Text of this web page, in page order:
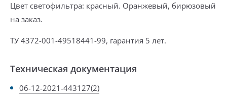
Цвет светофильтра: красный. Оранжевый, бирюзовый
на заказ.
ТУ 4372-001-49518441-99, гарантия 5 лет.
Техническая документация
06-12-2021-443127(2)